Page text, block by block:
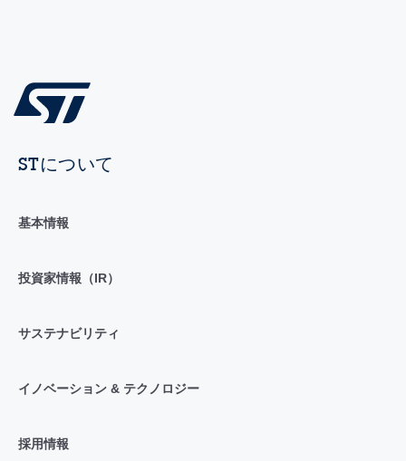
STについて
基本情報
投資家情報（IR）
サステナビリティ
イノベーション & テクノロジー
採用情報